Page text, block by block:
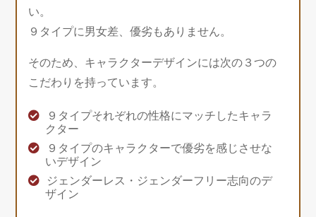
い。
９タイプに男女差、優劣もありません。
そのため、キャラクターデザインには次の３つの
こだわりを持っています。
９タイプそれぞれの性格にマッチしたキャラ
クター
９タイプのキャラクターで優劣を感じさせな
いデザイン
ジェンダーレス・ジェンダーフリー志向のデ
ザイン